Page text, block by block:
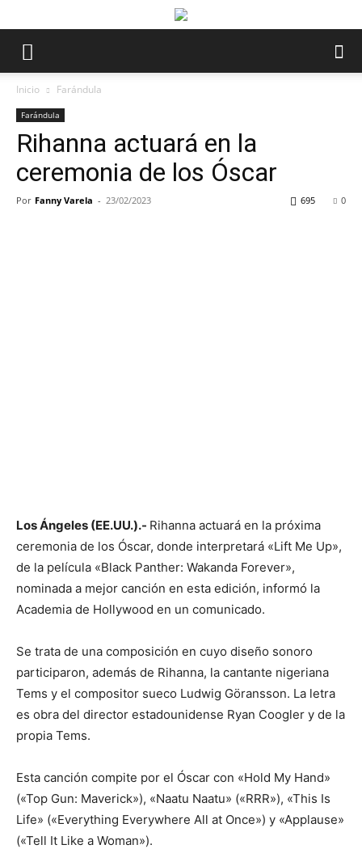
Inicio Farándula
Farándula
Rihanna actuará en la
ceremonia de los Óscar
Por Fanny Varela - 23/02/2023 0
695
Los Ángeles (EE.UU.).- Rihanna actuará en la próxima
ceremonia de los Óscar, donde interpretará «Lift Me Up»,
de la película «Black Panther: Wakanda Forever»,
nominada a mejor canción en esta edición, informó la
Academia de Hollywood en un comunicado.
Se trata de una composición en cuyo diseño sonoro
participaron, además de Rihanna, la cantante nigeriana
Tems y el compositor sueco Ludwig Göransson. La letra
es obra del director estadounidense Ryan Coogler y de la
propia Tems.
Esta canción compite por el Óscar con «Hold My Hand»
(«Top Gun: Maverick»), «Naatu Naatu» («RRR»), «This Is
Life» («Everything Everywhere All at Once») y «Applause»
(«Tell It Like a Woman»).